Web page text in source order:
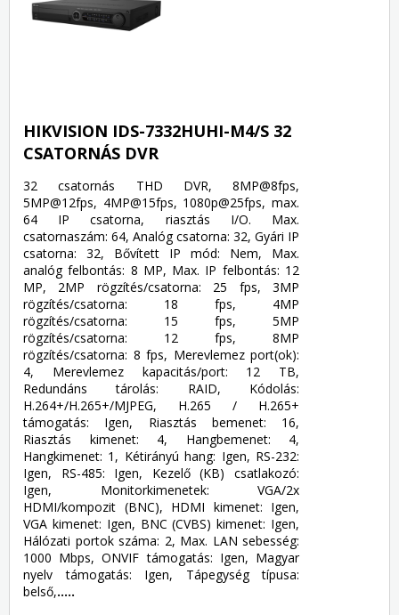
HIKVISION IDS-7332HUHI-M4/S 32
CSATORNÁS DVR
32 csatornás THD DVR, 8MP@8fps,
5MP@12fps, 4MP@15fps, 1080p@25fps, max.
64 IP csatorna, riasztás I/O. Max.
csatornaszám: 64, Analóg csatorna: 32, Gyári IP
csatorna: 32, Bővített IP mód: Nem, Max.
analóg felbontás: 8 MP, Max. IP felbontás: 12
MP, 2MP rögzítés/csatorna: 25 fps, 3MP
rögzítés/csatorna: 18 fps, 4MP
rögzítés/csatorna: 15 fps, 5MP
rögzítés/csatorna: 12 fps, 8MP
rögzítés/csatorna: 8 fps, Merevlemez port(ok):
4, Merevlemez kapacitás/port: 12 TB,
Redundáns tárolás: RAID, Kódolás:
H.264+/H.265+/MJPEG, H.265 / H.265+
támogatás: Igen, Riasztás bemenet: 16,
Riasztás kimenet: 4, Hangbemenet: 4,
Hangkimenet: 1, Kétirányú hang: Igen, RS-232:
Igen, RS-485: Igen, Kezelő (KB) csatlakozó:
Igen, Monitorkimenetek: VGA/2x
HDMI/kompozit (BNC), HDMI kimenet: Igen,
VGA kimenet: Igen, BNC (CVBS) kimenet: Igen,
Hálózati portok száma: 2, Max. LAN sebesség:
1000 Mbps, ONVIF támogatás: Igen, Magyar
nyelv támogatás: Igen, Tápegység típusa:
belső,.....